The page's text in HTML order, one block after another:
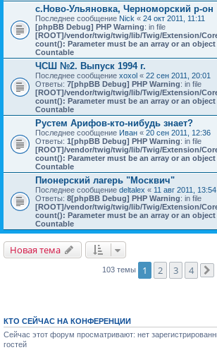
с.Ново-Ульяновка, Черноморский р-он
Последнее сообщение Nick « 24 окт 2011, 11:11
[phpBB Debug] PHP Warning: in file
[ROOT]/vendor/twig/twig/lib/Twig/Extension/
count(): Parameter must be an array or an
Countable
ЧСШ №2. Выпуск 1994 г.
Последнее сообщение xoxol « 22 сен 2011, 20:01
Ответы: 7[phpBB Debug] PHP Warning: in file
[ROOT]/vendor/twig/twig/lib/Twig/Extension/
count(): Parameter must be an array or an
Countable
Рустем Арифов-кто-нибудь знает?
Последнее сообщение Иван « 20 сен 2011, 12:36
Ответы: 1[phpBB Debug] PHP Warning: in file
[ROOT]/vendor/twig/twig/lib/Twig/Extension/
count(): Parameter must be an array or an
Countable
Пионерский лагерь "Москвич"
Последнее сообщение deltalex « 11 авг 2011, 13:54
Ответы: 8[phpBB Debug] PHP Warning: in file
[ROOT]/vendor/twig/twig/lib/Twig/Extension/
count(): Parameter must be an array or an
Countable
Новая тема
103 темы 1 2 3 4
КТО СЕЙЧАС НА КОНФЕРЕНЦИИ
Сейчас этот форум просматривают: нет
гостей